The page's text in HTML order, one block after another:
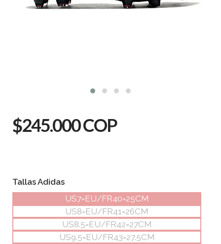
$245.000 COP
Tallas Adidas
US7=EU/FR40=25CM
US8=EU/FR41=26CM
US8.5=EU/FR42=27CM
US9.5=EU/FR43=27.5CM